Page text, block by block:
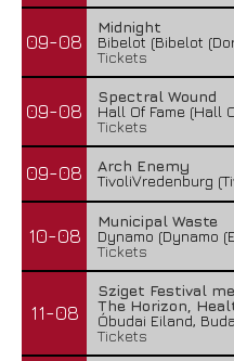
09-08
Midnight
Bibelot (Bibelot
Tickets
09-08
Spectral Wound
Hall Of Fame (Hall
Tickets
09-08
Arch Enemy
TivoliVredenburg
10-08
Municipal Waste
Dynamo (Dynamo
Tickets
11-08
Sziget Festival
The Horizon,
Óbudai Eiland,
Tickets